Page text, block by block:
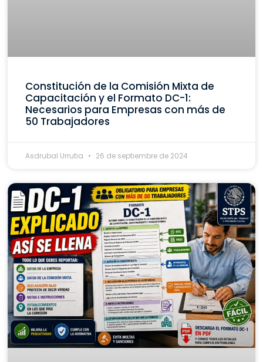
Constitución de la Comisión Mixta de
Capacitación y el Formato DC-1:
Necesarios para Empresas con más de
50 Trabajadores
Asdrubal Urrutia 26 de septiembre de 2024